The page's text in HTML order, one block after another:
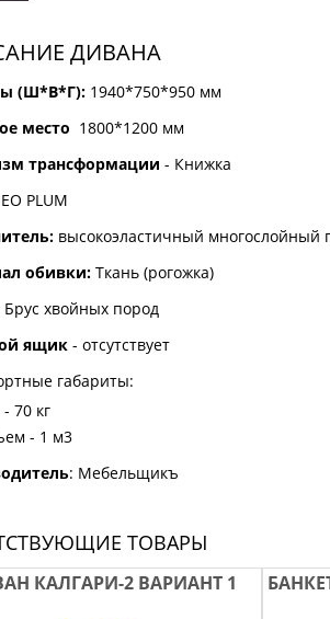
ДИВАНА
(Ш*В*Г): 1940*750*950 мм
место 1800*1200 мм
трансформации - Книжка
PLUM
высокоэластичный многослойный
обивки: Ткань (рогожка)
Брус хвойных пород
ящик - отсутствует
габариты:
- 70 кг
- 1 м3
: Мебельщикъ
ТОВАРЫ
КАЛГАРИ-2 ВАРИАНТ 1